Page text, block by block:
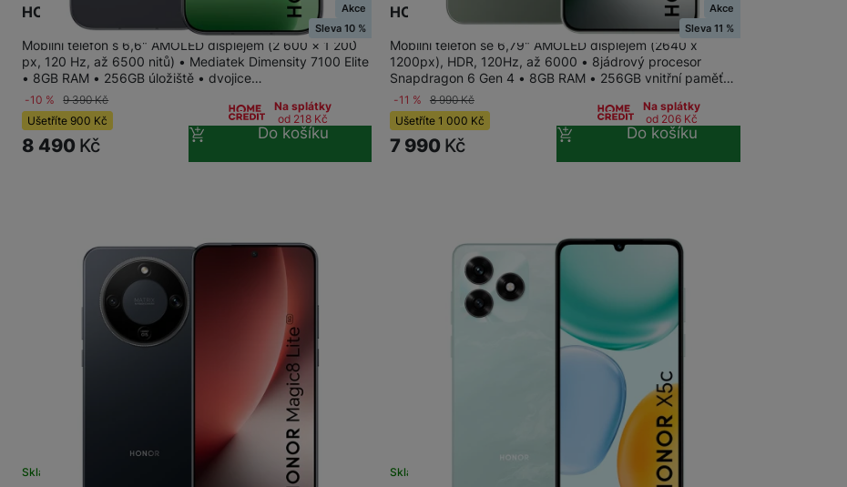
HONOR 600 Lite 256+8GB Velvet Black
Akce
Sleva 10 %
Mobilní telefon s 6,6" AMOLED displejem (2 600 × 1 200
px, 120 Hz, až 6500 nitů) • Mediatek Dimensity 7100 Elite
• 8GB RAM • 256GB úložiště • dvojice…
-10 % 9 390Kč
Ušetříte900 Kč
8 490 Kč
Na splátky
od 218 Kč
Do košíku
HONOR Magic8 Lite 256+8GB ForestGreen
Akce
Sleva 11 %
Mobilní telefon se 6,79" AMOLED displejem (2640 x
1200px), HDR, 120Hz, až 6000 • 8jádrový procesor
Snapdragon 6 Gen 4 • 8GB RAM • 256GB vnitřní paměť…
-11 % 8 990Kč
Ušetříte 1 000 Kč
7 990 Kč
Na splátky
od 206 Kč
Do košíku
Skladem na prodejně Skladem na prodejně na 13 prodejnách